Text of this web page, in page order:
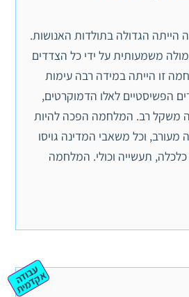
הייתה הגדולה בתולדות האנושות.‬
משמעותית על ידי כל הצדדים
זו הייתה במידה רבה עימות
הפשיסטיים לאלו הדמוקרטים,
משקל רב. המלחמה הפכה להיות
מעורב, וכל משאבי המדינה גויסו
תעשייה וכולי. המלחמה
ע
ב
וד
ה
א
ק
ד
מ
ית